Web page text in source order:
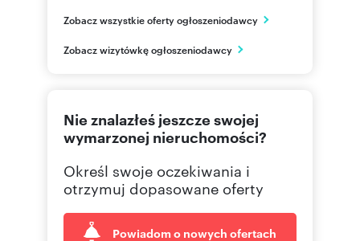
Poznań
PL
514753 Pokaż telefon
515 77 Pokaż telefon
Zobacz wszystkie oferty ogłoszeniodawcy
Zobacz wizytówkę ogłoszeniodawcy
Nie znalazłeś jeszcze swojej
wymarzonej nieruchomości?
Określ swoje oczekiwania i
otrzymuj dopasowane oferty
Powiadom o nowych ofertach